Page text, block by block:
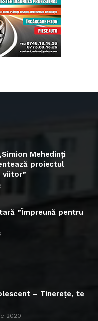
Mehedinți
proiectul
viitor”
”Împreună pentru
– Tinerețe, te
2020